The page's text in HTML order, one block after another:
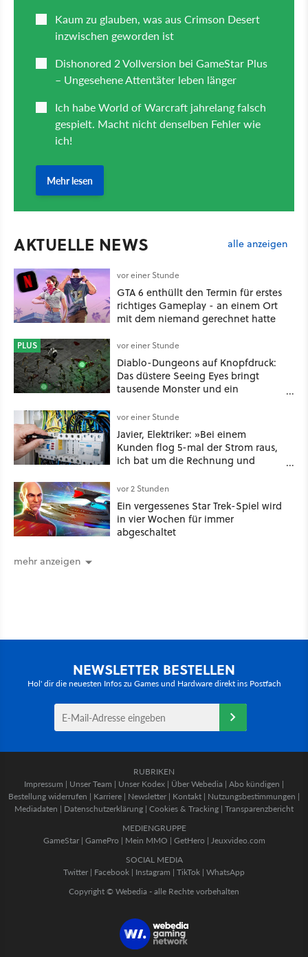
AKTUELLE NEWS alle anzeigen
vor einer Stunde
GTA 6 enthüllt den Termin für erstes
richtiges Gameplay - an einem Ort
mit dem niemand gerechnet hatte
PLUS vor einer Stunde
Diablo-Dungeons auf Knopfdruck:
Das düstere Seeing Eyes bringt
tausende Monster und ein
Spieler feuern
vor einer Stunde
Javier, Elektriker: »Bei einem
Kunden flog 5-mal der Strom raus,
ich bat um die Rechnung und
eine unterschiedliche vertragliche
Leistung hatte«
vor 2 Stunden
Ein vergessenes Star Trek-Spiel wird
in vier Wochen für immer
abgeschaltet
mehr anzeigen
NEWSLETTER BESTELLEN
Hol' dir die neuesten Infos zu Games und Hardware direkt ins Postfach
RUBRIKEN
Impressum | Unser Team | Unser Kodex | Über Webedia | Abo kündigen |
Bestellung widerrufen | Karriere | Newsletter | Kontakt | Nutzungsbestimmungen |
Mediadaten | Datenschutzerklärung | Cookies & Tracking | Transparenzbericht
MEDIENGRUPPE
GameStar| GamePro | Mein MMO | GetHero | Jeuxvideo.com
SOCIAL MEDIA
Twitter | Facebook | Instagram | TikTok | WhatsApp
Copyright © Webedia - alle Rechte vorbehalten